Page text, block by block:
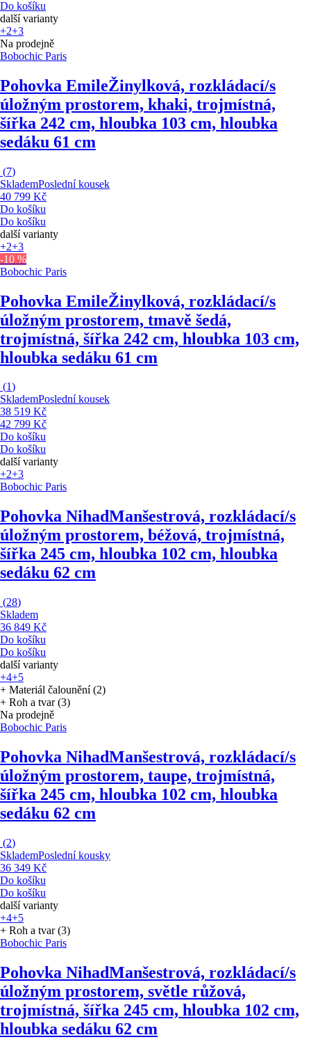
Do košíku
další varianty
+2+3
Na prodejně
Bobochic Paris
Pohovka EmileŽinylková, rozkládací/s
úložným prostorem, khaki, trojmístná,
šířka 242 cm, hloubka 103 cm, hloubka
sedáku 61 cm
(7)
SklademPoslední kousek
40 799 Kč
Do košíku
Do košíku
další varianty
+2+3
-10 %
Bobochic Paris
Pohovka EmileŽinylková, rozkládací/s
úložným prostorem, tmavě šedá,
trojmístná, šířka 242 cm, hloubka 103 cm,
hloubka sedáku 61 cm
(1)
SklademPoslední kousek
38 519 Kč
42 799 Kč
Do košíku
Do košíku
další varianty
+2+3
Bobochic Paris
Pohovka NihadManšestrová, rozkládací/s
úložným prostorem, béžová, trojmístná,
šířka 245 cm, hloubka 102 cm, hloubka
sedáku 62 cm
(28)
Skladem
36 849 Kč
Do košíku
Do košíku
další varianty
+4+5
+ Materiál čalounění (2)
+ Roh a tvar (3)
Na prodejně
Bobochic Paris
Pohovka NihadManšestrová, rozkládací/s
úložným prostorem, taupe, trojmístná,
šířka 245 cm, hloubka 102 cm, hloubka
sedáku 62 cm
(2)
SklademPoslední kousky
36 349 Kč
Do košíku
Do košíku
další varianty
+4+5
+ Roh a tvar (3)
Bobochic Paris
Pohovka NihadManšestrová, rozkládací/s
úložným prostorem, světle růžová,
trojmístná, šířka 245 cm, hloubka 102 cm,
hloubka sedáku 62 cm